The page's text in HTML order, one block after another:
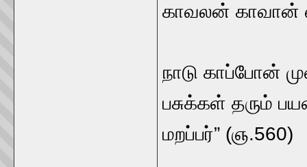
காவலன்‌ காவான்‌
நாடு காப்போன்‌
பசுக்கள்‌ தரும்‌
மறப்பர்‌” (ஞ.560)